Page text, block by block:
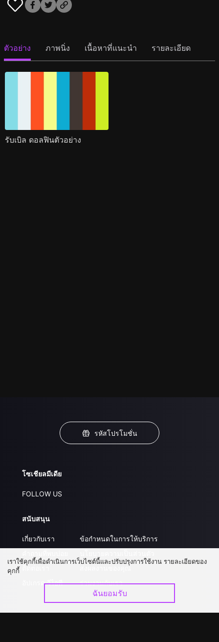
ตัวอย่าง ภาพนิ่ง เนื้อหาที่แนะนำ รายละเอียด
รับเบิล ดอลฟินตัวอย่าง
รหัสโปรโมชั่น
โซเชียลมีเดีย
FOLLOW US
สนับสนุน
เกี่ยวกับเรา
ติดต่อเรา
อัปเกรด วีไอพี
ข้อกำหนดในการให้บริการ
ส่งผลงานของคุณ
ร่วมงานกับเรา
เราใช้คุกกี้เพื่อดำเนินการเว็บไซต์นี้และปรับปรุงการใช้งาน รายละเอียดของ
คุกกี้
ฉันยอมรับ